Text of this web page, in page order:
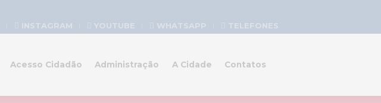
INSTAGRAM YOUTUBE WHATSAPP TELEFONES
Acesso Cidadão Administração A Cidade Contatos